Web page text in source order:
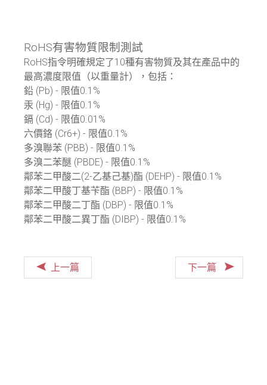
RoHS有害物質限制測試
RoHS指令明確規定了10種有害物質及其在產品中的
最高濃度限值（以重量計），包括：
鉛 (Pb) - 限值0.1%
汞 (Hg) - 限值0.1%
鎘 (Cd) - 限值0.01%
六價鉻 (Cr6+) - 限值0.1%
多溴聯苯 (PBB) - 限值0.1%
多溴二苯醚 (PBDE) - 限值0.1%
鄰苯二甲酸二(2-乙基己基)酯 (DEHP) - 限值0.1%
鄰苯二甲酸丁基苄酯 (BBP) - 限值0.1%
鄰苯二甲酸二丁酯 (DBP) - 限值0.1%
鄰苯二甲酸二異丁酯 (DIBP) - 限值0.1%
上一篇 下一篇